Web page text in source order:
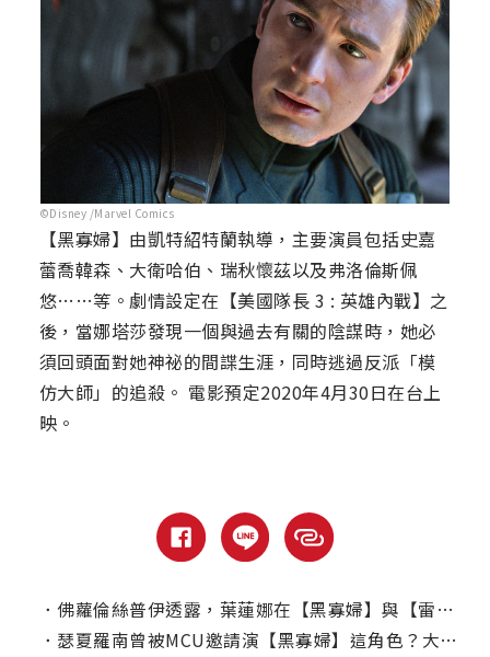
©Disney /Marvel Comics
【黑寡婦】由凱特紹特蘭執導，主要演員包括史嘉
蕾喬韓森、大衛哈伯、瑞秋懷茲以及弗洛倫斯佩
悠……等。劇情設定在【美國隊長 3 : 英雄內戰】之
後，當娜塔莎發現一個與過去有關的陰謀時，她必
須回頭面對她神祕的間諜生涯，同時逃過反派「模
仿大師」的追殺。 電影預定2020年4月30日在台上
映。
． 佛蘿倫絲普伊透露，葉蓮娜在【黑寡婦】與【雷霆特攻隊*】的差異？
． 瑟夏羅南曾被MCU邀請演【黑寡婦】這角色？大談為何拒絕超英電影！